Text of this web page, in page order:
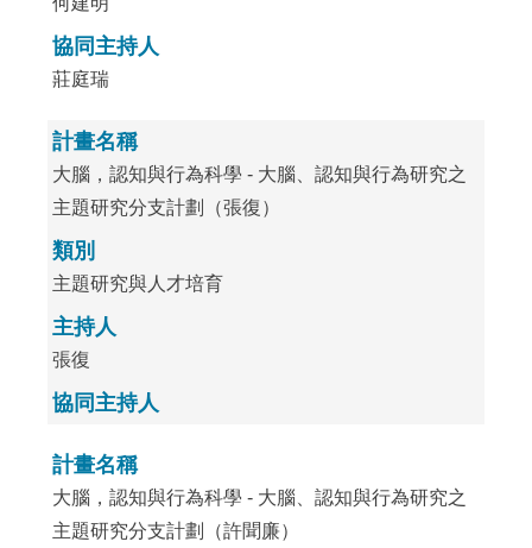
協同主持人
莊庭瑞
計畫名稱
大腦，認知與行為科學 - 大腦、認知與行為研究之
主題研究分支計劃（張復）
類別
主題研究與人才培育
主持人
張復
協同主持人
計畫名稱
大腦，認知與行為科學 - 大腦、認知與行為研究之
主題研究分支計劃（許聞廉）